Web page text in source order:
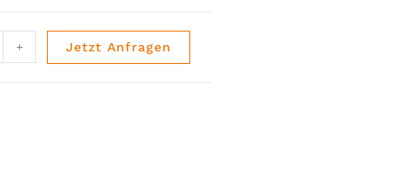
+ Jetzt Anfragen